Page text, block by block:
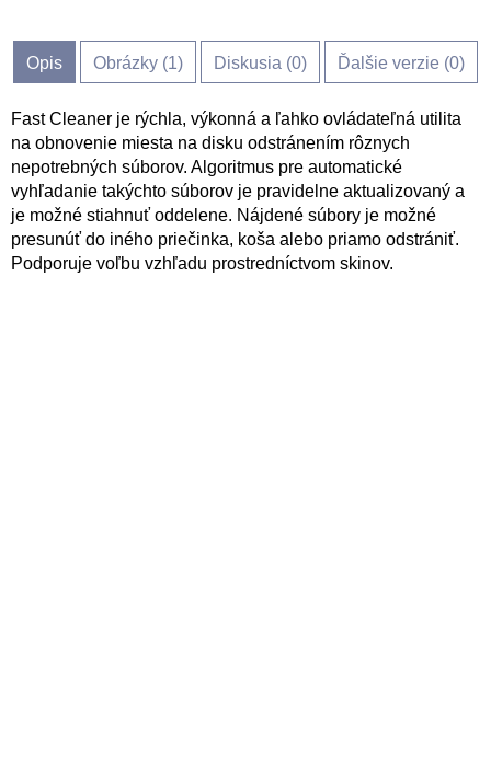
Opis Obrázky (1) Diskusia (0) Ďalšie verzie (0)
Fast Cleaner je rýchla, výkonná a ľahko ovládateľná utilita
na obnovenie miesta na disku odstránením rôznych
nepotrebných súborov. Algoritmus pre automatické
vyhľadanie takýchto súborov je pravidelne aktualizovaný a
je možné stiahnuť oddelene. Nájdené súbory je možné
presunúť do iného priečinka, koša alebo priamo odstrániť.
Podporuje voľbu vzhľadu prostredníctvom skinov.